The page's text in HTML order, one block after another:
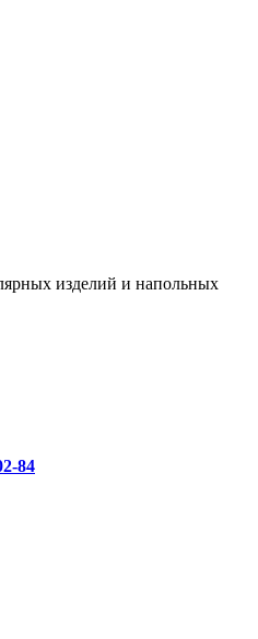
изделий и напольных
84